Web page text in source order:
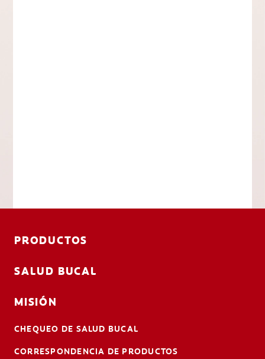
PRODUCTOS
SALUD BUCAL
MISIÓN
CHEQUEO DE SALUD BUCAL
CORRESPONDENCIA DE PRODUCTOS